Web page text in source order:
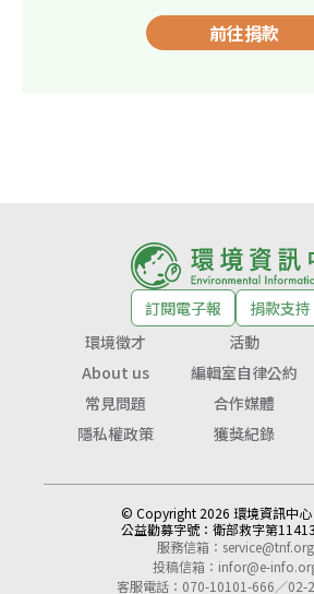
前往捐款
訂閱電子報
捐款支持
環境徵才
活動
About us
編輯室自律公約
常見問題
合作媒體
隱私權政策
獲獎紀錄
© Copyright 2026 環境資訊中心
公益勸募字號： 衛部救字第
服務信箱：
投稿信箱： infor@e-
客服電話：070-10101-666／02-